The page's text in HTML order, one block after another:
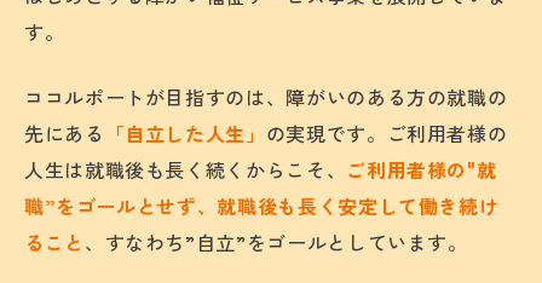
す。
ココルポートが目指すのは、障がいのある方の就職の
先にある 「自立した人生」 の実現です。ご利用者様の
人生は就職後も長く続くからこそ、 ご利用者様の"就
職”をゴールとせず、就職後も長く安定して働き続け
ること 、すなわち”自立”をゴールとしています。